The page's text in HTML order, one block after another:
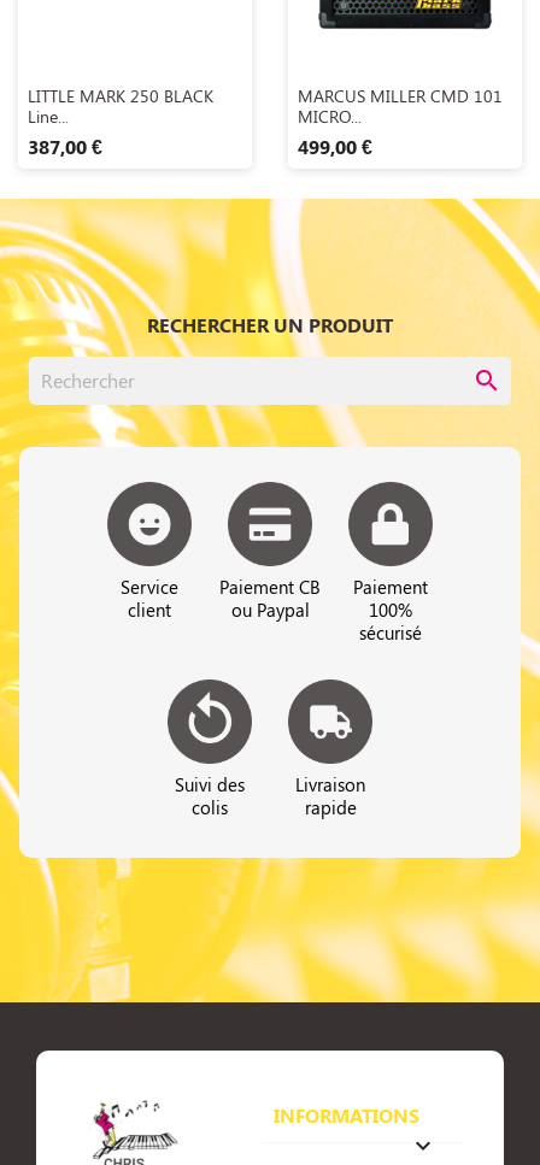
Aperçu rapide
LITTLE MARK 250 BLACK
Line...
387,00 €
Aperçu rapide
MARCUS MILLER CMD 101
MICRO...
499,00 €
RECHERCHER UN PRODUIT
search
Service
client
Paiement CB
ou Paypal
Paiement
100%
sécurisé
Suivi des
colis
Livraison
rapide
INFORMATIONS
keyboard_arrow_down